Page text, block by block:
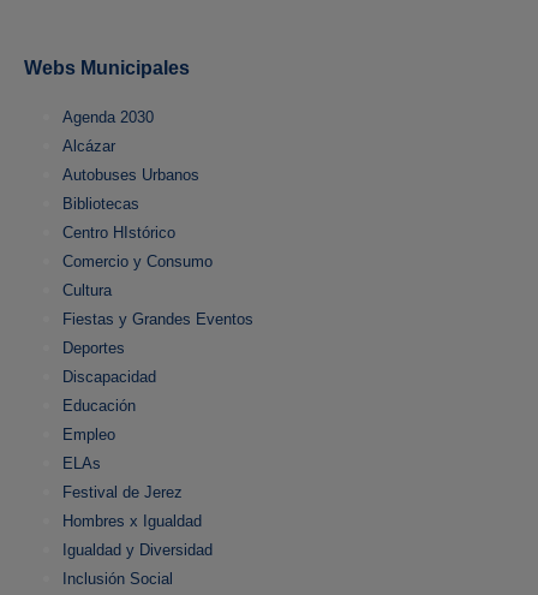
Webs Municipales
Agenda 2030
Alcázar
Autobuses Urbanos
Bibliotecas
Centro HIstórico
Comercio y Consumo
Cultura
Fiestas y Grandes Eventos
Deportes
Discapacidad
Educación
Empleo
ELAs
Festival de Jerez
Hombres x Igualdad
Igualdad y Diversidad
Inclusión Social